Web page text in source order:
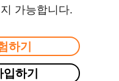
가능합니다.
하기
하기